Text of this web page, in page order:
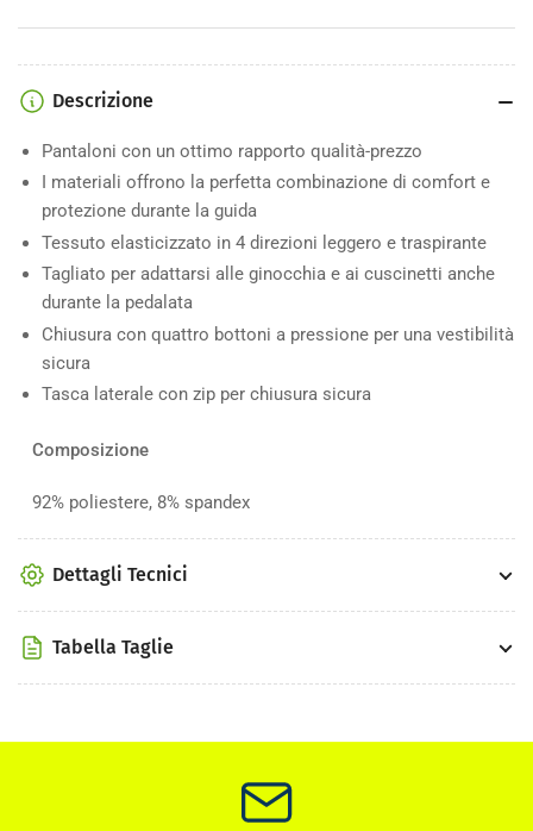
Descrizione
Pantaloni con un ottimo rapporto qualità-prezzo
I materiali offrono la perfetta combinazione di comfort e
protezione durante la guida
Tessuto elasticizzato in 4 direzioni leggero e traspirante
Tagliato per adattarsi alle ginocchia e ai cuscinetti anche
durante la pedalata
Chiusura con quattro bottoni a pressione per una vestibilità
sicura
Tasca laterale con zip per chiusura sicura
Composizione
92% poliestere, 8% spandex
Dettagli Tecnici
Tabella Taglie